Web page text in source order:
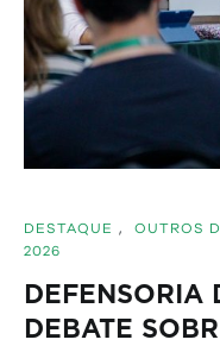
DESTAQUE , OUTROS
2026
DEFENSORIA
DEBATE